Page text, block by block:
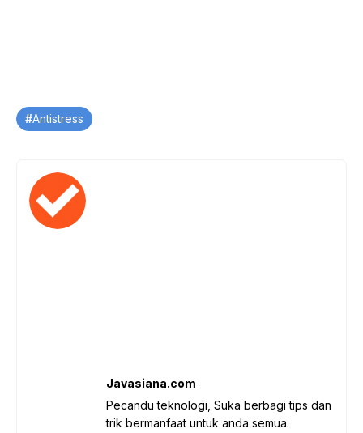
TagAntistress
Javasiana.com
Pecandu teknologi, Suka berbagi tips dan
trik bermanfaat untuk anda semua.